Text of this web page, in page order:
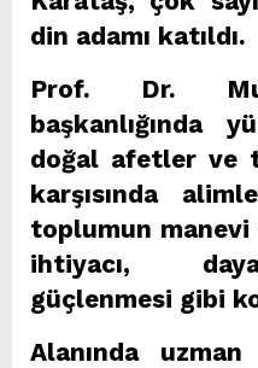
din adamı katıldı.
Prof. Dr.
başkanlığında
doğal afetler ve
karşısında
toplumun
ihtiyacı,
güçlenmesi gibi
Alanında